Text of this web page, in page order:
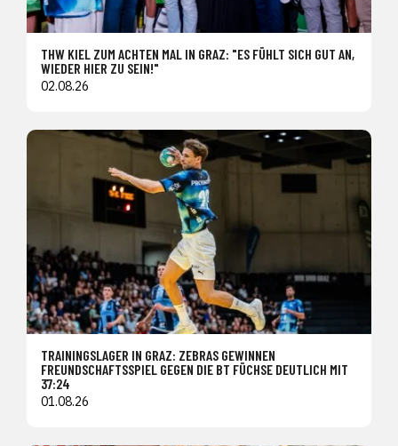
THW KIEL ZUM ACHTEN MAL IN GRAZ: "ES FÜHLT SICH GUT AN,
WIEDER HIER ZU SEIN!"
02.08.26
TRAININGSLAGER IN GRAZ: ZEBRAS GEWINNEN
FREUNDSCHAFTSSPIEL GEGEN DIE BT FÜCHSE DEUTLICH MIT
37:24
01.08.26